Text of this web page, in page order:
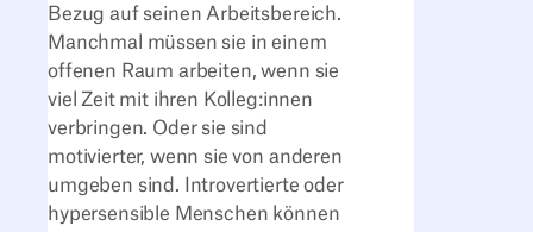
Bezug auf seinen Arbeitsbereich.
Manchmal müssen sie in einem
offenen Raum arbeiten, wenn sie
viel Zeit mit ihren Kolleg:innen
verbringen. Oder sie sind
motivierter, wenn sie von anderen
umgeben sind. Introvertierte oder
hypersensible Menschen können